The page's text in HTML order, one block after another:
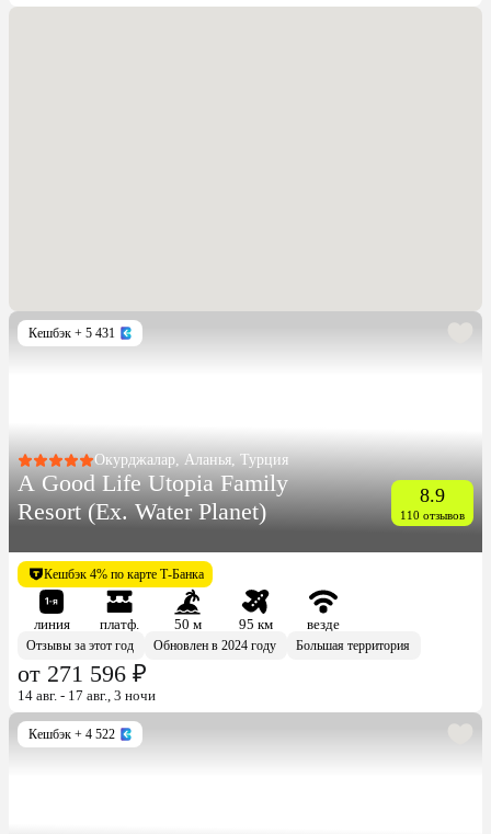
Кешбэк + 5 431
Окурджалар, Аланья, Турция
A Good Life Utopia Family
Resort (Ex. Water Planet)
8.9
110 отзывов
Кешбэк 4% по карте Т-Банка
линия платф. 50 м 95 км
везде
Отзывы за этот год
Обновлен в 2024 году Большая территория
от 271 596 ₽
14 авг. - 17 авг., 3 ночи
Кешбэк + 4 522